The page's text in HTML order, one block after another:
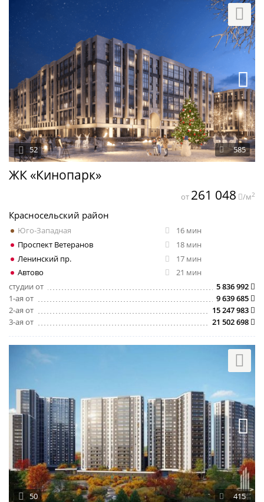
ЖК «Кинопарк»
585
52
Красносельский район
Юго-Западная
16 мин
Проспект Ветеранов
18 мин
Ленинский пр.
17 мин
Автово
21 мин
студии от
5 836 992
1-ая от
9 639 685
2-ая от
15 247 983
3-ая от
21 502 698
от 261 048 /м2
415
50